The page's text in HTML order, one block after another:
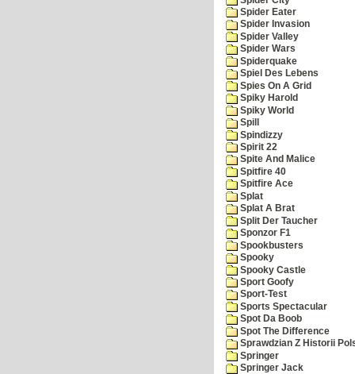
Spider Eater
Spider Invasion
Spider Valley
Spider Wars
Spiderquake
Spiel Des Lebens
Spies On A Grid
Spiky Harold
Spiky World
Spill
Spindizzy
Spirit 22
Spite And Malice
Spitfire 40
Spitfire Ace
Splat
Splat A Brat
Split Der Taucher
Sponzor F1
Spookbusters
Spooky
Spooky Castle
Sport Goofy
Sport-Test
Sports Spectacular
Spot Da Boob
Spot The Difference
Sprawdzian Z Historii
Springer
Springer Jack